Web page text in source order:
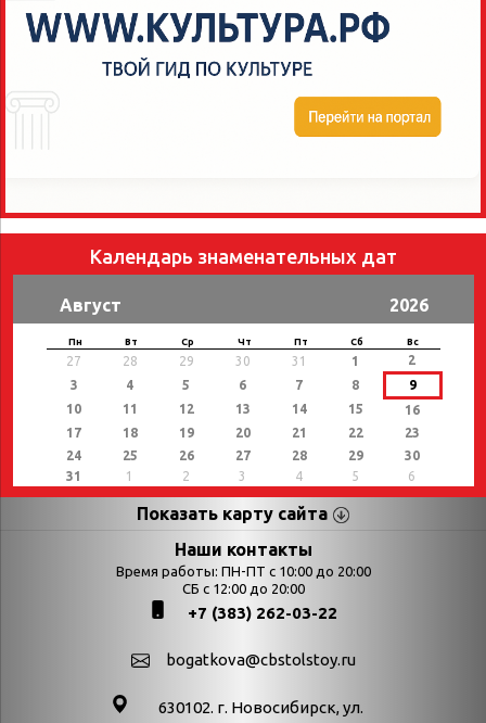
Календарь знаменательных дат
Август 2026
Пн Вт Ср Чт Пт Сб Вс
27 28 29 30 31 1
2
3
4 5 6 7 8
9
10
11 12 13 14 15
16
17
18 19 20 21 22
23
24
25 26 27 28 29
30
31
1 2 3 4 5 6
Показать карту сайта
Страницы Категории
Календарь
Выставки
День в истории
День в истории.
Наши контакты
Время работы: ПН-ПТ с 10:00 до 20:00
СБ с 12:00 до 20:00
+7 (383) 262-03-22
bogatkova@cbstolstoy.ru
630102. г. Новосибирск, ул.